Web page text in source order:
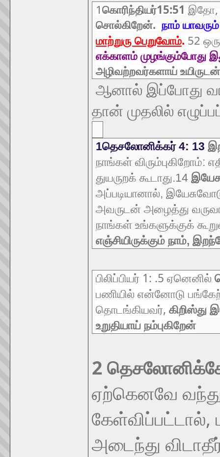
1கொரிந்தியர்15:51
சொல்கிறேன். நாம்
மாற்றுரு பெறுவோம். 52
எக்காளம் முழங்கும்போது
அழிவற்றவர்களாய் உயிருடன்
ஆனால் இப்போது
தான் முதலில்
1தெசலோனிக்கர் 4: 13
நாங்கள்
துயருறக் கூடாது.14
அப்படியானால்,
அவருடன் அழைத்து
நாங்கள் உங்களுக்குக்
எஞ்சியிருக்கும் நாம்,
பிலிப்பியர் 1: .5 ஏனெனில்
பணியில் என்னோடு
தொடங்கியவர்,கிறிஸ்து
உறுதியாய் நம்புகிறேன்
2
ஏற்கெனவே
அடைந்து